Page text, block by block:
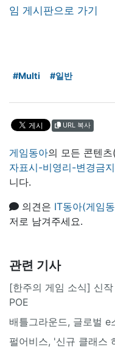
임 게시판으로 가기
#Multi #일반
URL 복사
게임동아의 모든 콘텐
자표시-비영리-변경금
니다.
의견은 IT동아(게임
저로 남겨주세요.
관련 기사
[한주의 게임 소식] 신
POE
배틀그라운드, 글로벌
펄어비스, '신규 클래스